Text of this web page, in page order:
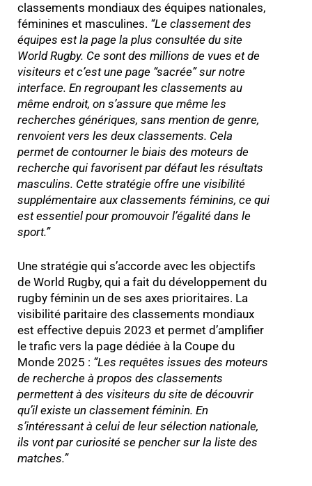
classements mondiaux des équipes nationales,
féminines et masculines. “Le classement des
équipes est la page la plus consultée du site
World Rugby. Ce sont des millions de vues et de
visiteurs et c’est une page “sacrée” sur notre
interface. En regroupant les classements au
même endroit, on s’assure que même les
recherches génériques, sans mention de genre,
renvoient vers les deux classements. Cela
permet de contourner le biais des moteurs de
recherche qui favorisent par défaut les résultats
masculins. Cette stratégie offre une visibilité
supplémentaire aux classements féminins, ce qui
est essentiel pour promouvoir l’égalité dans le
sport.”
Une stratégie qui s’accorde avec les objectifs
de World Rugby, qui a fait du développement du
rugby féminin un de ses axes prioritaires. La
visibilité paritaire des classements mondiaux
est effective depuis 2023 et permet d’amplifier
le trafic vers la page dédiée à la Coupe du
Monde 2025 : “Les requêtes issues des moteurs
de recherche à propos des classements
permettent à des visiteurs du site de découvrir
qu’il existe un classement féminin. En
s’intéressant à celui de leur sélection nationale,
ils vont par curiosité se pencher sur la liste des
matches.”